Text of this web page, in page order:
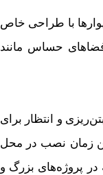
با طراحی خاص
حساس مانند
و انتظار برای
زمان نصب در محل
پروژه‌های بزرگ و